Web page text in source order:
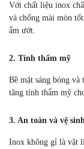
Với chất liệu inox
và chống mài mòn
ẩm ướt.
2. Tính thẩm mỹ
Bề mặt sáng bóng
tăng tính thẩm mỹ
3. An toàn và vệ
Inox không gỉ là vật